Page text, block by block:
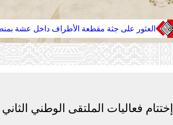
العثور على جثة مقطعة الأطراف داخل عشة
إختتام فعاليات الملتقى الوطني